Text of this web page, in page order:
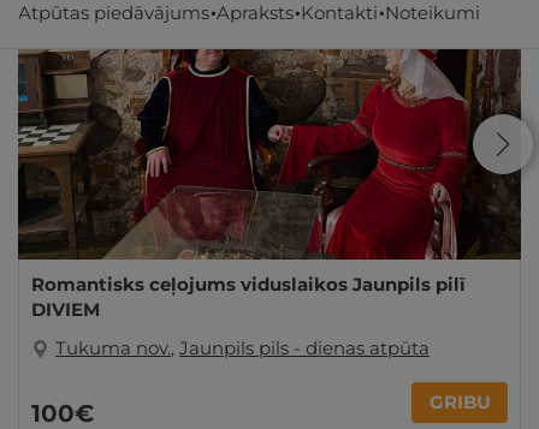
Atpūtas piedāvājums Apraksts Kontakti Noteikumi
Romantisks ceļojums viduslaikos Jaunpils pilī
DIVIEM
Tukuma nov., Jaunpils pils - dienas atpūta
100€ GRIBU